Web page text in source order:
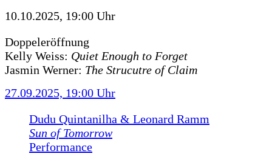
10.10.2025, 19:00 Uhr
Doppeleröffnung
Kelly Weiss: Quiet Enough to Forget
Jasmin Werner: The Strucutre of Claim
27.09.2025, 19:00 Uhr
Dudu Quintanilha & Leonard Ramm
Sun of Tomorrow
Performance